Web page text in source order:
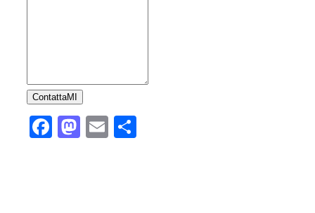
ContattaMI
Facebook
Mastodon
Email